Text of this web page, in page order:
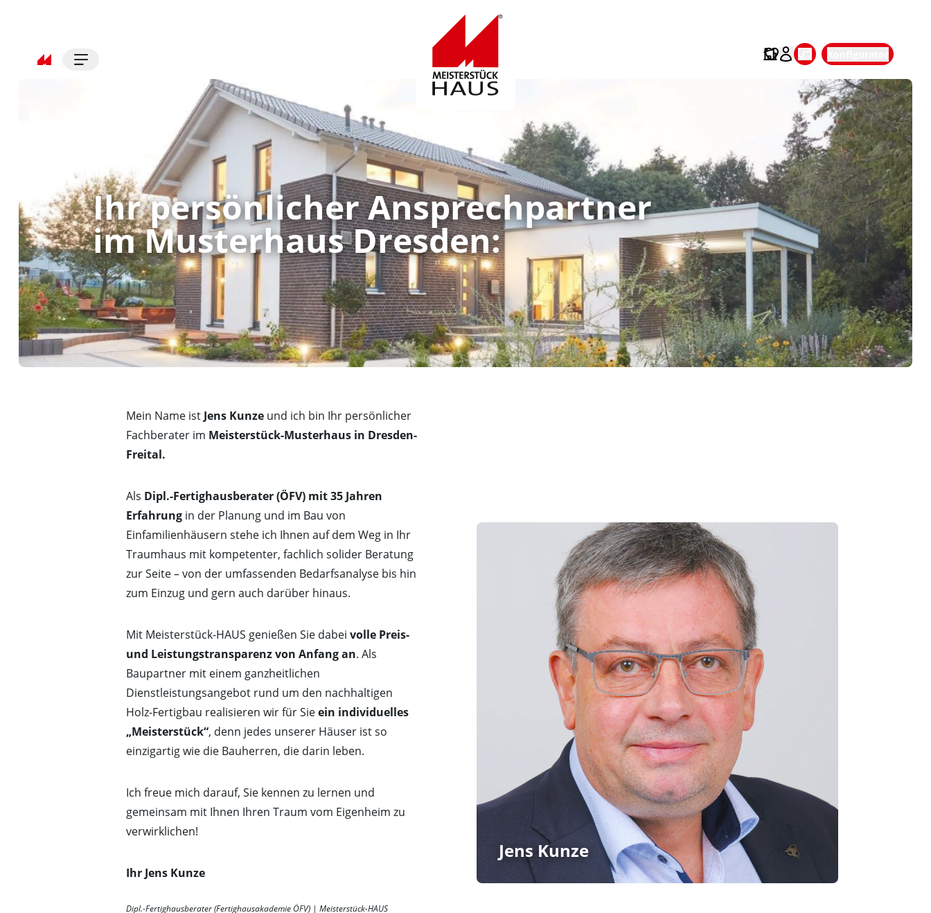
Ihr persönlicher Ansprechpartner
im Musterhaus Dresden:
Mein Name ist Jens Kunze und ich bin Ihr persönlicher
Fachberater im Meisterstück-Musterhaus in Dresden-
Freital.
Als Dipl.-Fertighausberater (ÖFV) mit 35 Jahren
Erfahrung in der Planung und im Bau von
Einfamilienhäusern stehe ich Ihnen auf dem Weg in Ihr
Traumhaus mit kompetenter, fachlich solider Beratung
zur Seite – von der umfassenden Bedarfsanalyse bis hin
zum Einzug und gern auch darüber hinaus.
Mit Meisterstück-HAUS genießen Sie dabei volle Preis-
und Leistungstransparenz von Anfang an. Als
Baupartner mit einem ganzheitlichen
Dienstleistungsangebot rund um den nachhaltigen
Holz-Fertigbau realisieren wir für Sieein individuelles
„Meisterstück“, denn jedes unserer Häuser ist so
einzigartig wie die Bauherren, die darin leben.
Ich freue mich darauf, Sie kennen zu lernen und
gemeinsam mit Ihnen Ihren Traum vom Eigenheim zu
verwirklichen!
Ihr Jens Kunze
Dipl.-Fertighausberater (Fertighausakademie ÖFV) | Meisterstück-HAUS